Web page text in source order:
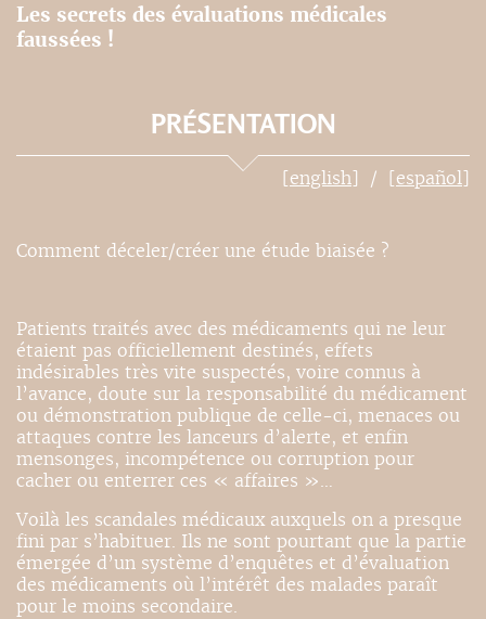
Les secrets des évaluations médicales
faussées !
PRÉSENTATION
[english] [español]
Comment déceler/créer une étude biaisée ?
Patients traités avec des médicaments qui ne leur
étaient pas officiellement destinés, effets
indésirables très vite suspectés, voire connus à
l’avance, doute sur la responsabilité du médicament
ou démonstration publique de celle-ci, menaces ou
attaques contre les lanceurs d’alerte, et enfin
mensonges, incompétence ou corruption pour
cacher ou enterrer ces « affaires »…
Voilà les scandales médicaux auxquels on a presque
fini par s’habituer. Ils ne sont pourtant que la partie
émergée d’un système d’enquêtes et d’évaluation
des médicaments où l’intérêt des malades paraît
pour le moins secondaire.